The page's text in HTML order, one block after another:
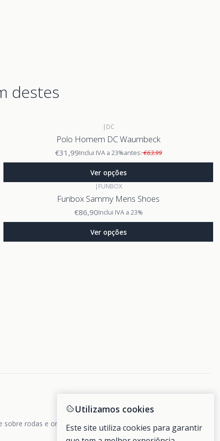
destes
| DC
Polo Homem DC Waumbeck
€31,99Inclui IVA a 23%antes:€63.99
Ver opções
| FUNBOX
Funbox Sammy Mens Shoes
€86,90Inclui IVA a 23%
Ver opções
rodas e ondas.
Utilizamos cookies
Este site utiliza cookies para garantir